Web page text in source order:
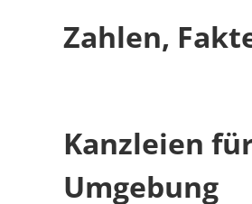
Zahlen,
Kanzleien
Umgebung